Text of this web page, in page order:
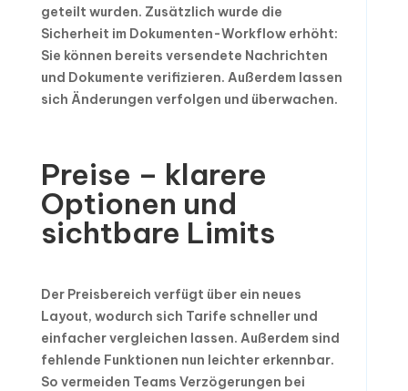
geteilt wurden. Zusätzlich wurde die
Sicherheit im Dokumenten-Workflow erhöht:
Sie können bereits versendete Nachrichten
und Dokumente verifizieren. Außerdem lassen
sich Änderungen verfolgen und überwachen.
Preise – klarere
Optionen und
sichtbare Limits
Der Preisbereich verfügt über ein neues
Layout, wodurch sich Tarife schneller und
einfacher vergleichen lassen. Außerdem sind
fehlende Funktionen nun leichter erkennbar.
So vermeiden Teams Verzögerungen bei